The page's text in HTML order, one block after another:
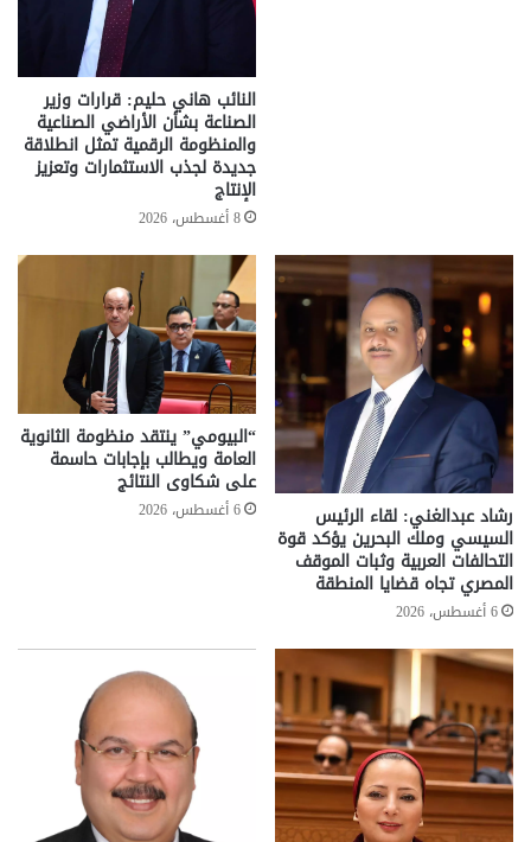
النائب هاني حليم: قرارات وزير
الصناعة بشأن الأراضي الصناعية
والمنظومة الرقمية تمثل انطلاقة
جديدة لجذب الاستثمارات وتعزيز
الإنتاج
8 أغسطس، 2026
رشاد عبدالغني: لقاء الرئيس
السيسي وملك البحرين يؤكد قوة
التحالفات العربية وثبات الموقف
المصري تجاه قضايا المنطقة
6 أغسطس، 2026
“البيومي” ينتقد منظومة الثانوية
العامة ويطالب بإجابات حاسمة
على شكاوى النتائج
6 أغسطس، 2026